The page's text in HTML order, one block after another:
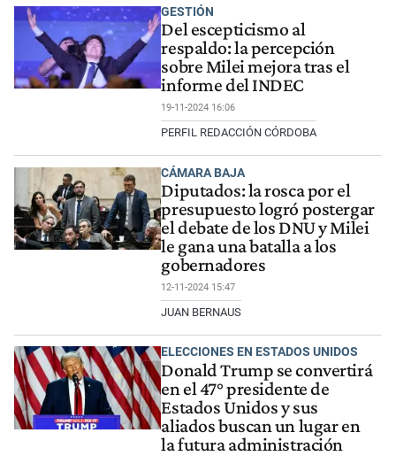
GESTIÓN
Del escepticismo al
respaldo: la percepción
sobre Milei mejora tras el
informe del INDEC
19-11-2024 16:06
PERFIL REDACCIÓN CÓRDOBA
CÁMARA BAJA
Diputados: la rosca por el
presupuesto logró postergar
el debate de los DNU y Milei
le gana una batalla a los
gobernadores
12-11-2024 15:47
JUAN BERNAUS
ELECCIONES EN ESTADOS UNIDOS
Donald Trump se convertirá
en el 47° presidente de
Estados Unidos y sus
aliados buscan un lugar en
la futura administración